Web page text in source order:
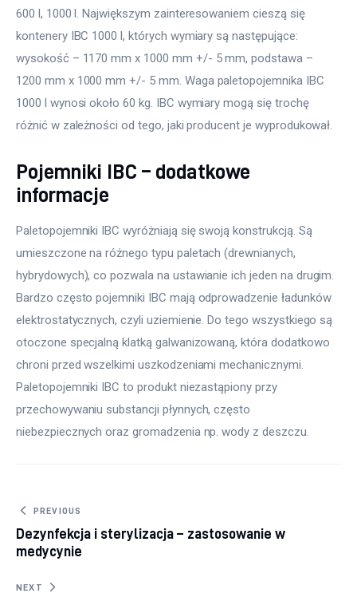
600 l, 1000 l. Największym zainteresowaniem cieszą się
kontenery IBC 1000 l, których wymiary są następujące:
wysokość – 1170 mm x 1000 mm +/- 5 mm, podstawa –
1200 mm x 1000 mm +/- 5 mm. Waga paletopojemnika IBC
1000 l wynosi około 60 kg. IBC wymiary mogą się trochę
różnić w zależności od tego, jaki producent je wyprodukował.
Pojemniki IBC – dodatkowe
informacje
Paletopojemniki IBC wyróżniają się swoją konstrukcją. Są
umieszczone na różnego typu paletach (drewnianych,
hybrydowych), co pozwala na ustawianie ich jeden na drugim.
Bardzo często pojemniki IBC mają odprowadzenie ładunków
elektrostatycznych, czyli uziemienie. Do tego wszystkiego są
otoczone specjalną klatką galwanizowaną, która dodatkowo
chroni przed wszelkimi uszkodzeniami mechanicznymi.
Paletopojemniki IBC to produkt niezastąpiony przy
przechowywaniu substancji płynnych, często
niebezpiecznych oraz gromadzenia np. wody z deszczu.
Nawigacja wpisu
PREVIOUS
Dezynfekcja i sterylizacja – zastosowanie w
medycynie
NEXT